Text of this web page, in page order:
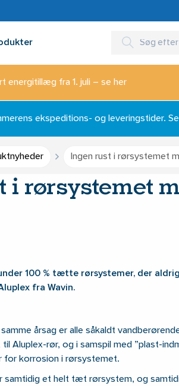
energitillæg fra 1. juli – se her
ekspeditions- og leveringstider.
Ingen rust i rørsystemet
i rørsystemet
100 % tætte rørsystemer, der
fra Wavin.
årsag er alle såkaldt
Aluplex-rør, og i samspil med ”plast-
for korrosion i rørsystemet.
samtidig et helt tæt rørsystem, og